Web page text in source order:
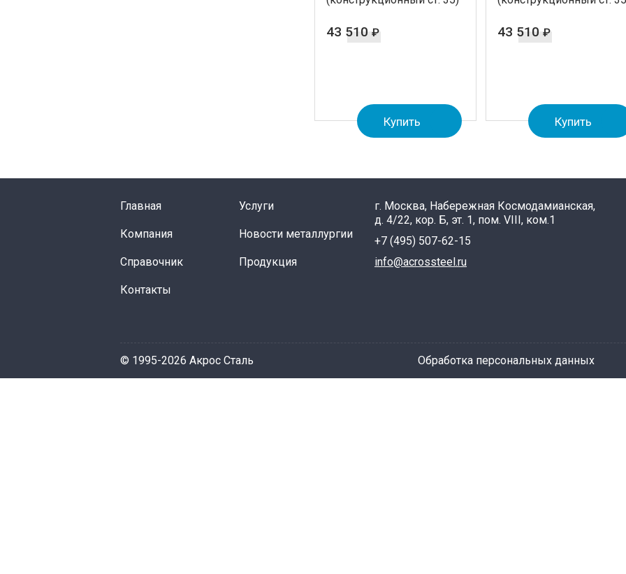
43 510 ₽
Купить
43 510 ₽
Купить
Главная Услуги
Компания Новости металлургии
Справочник Продукция
Контакты
г. Москва, Набережная Космодамианская,
д. 4/22, кор. Б, эт. 1, пом. VIII, ком.1
+7 (495) 507-62-15
info@acrossteel.ru
© 1995-2026 Акрос Сталь Обработка персональных данных